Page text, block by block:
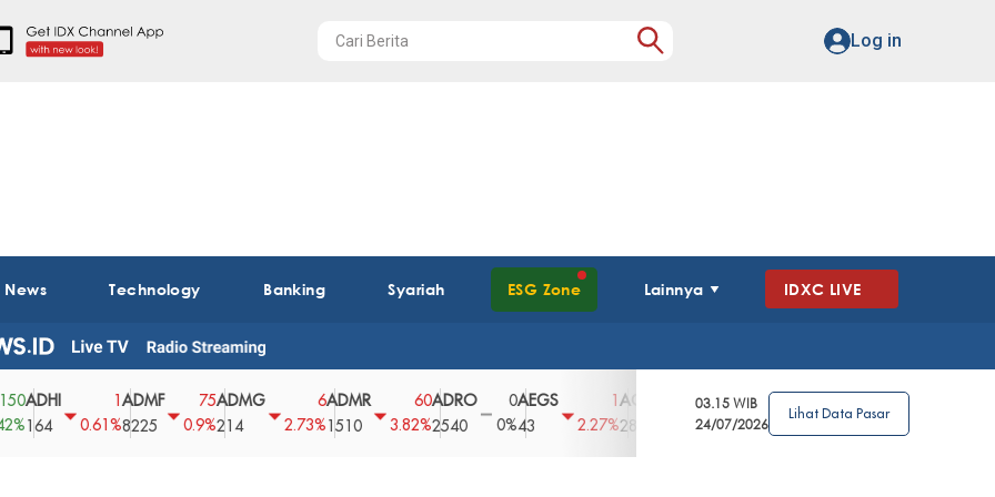
Log in
Technology Banking Syariah ESG Zone Lainnya IDXC LIVE
0.61%
ADMF
8225
75
0.9%
ADMG
214
2.73%
ADMR
1510
60
3.82%
ADRO
2540
0
0%
AEGS
2.27% 2850
3.39%
AGRO
148
4
2.63%
0%
03.15 WIB
24/07/2026
Lihat Data Pasar